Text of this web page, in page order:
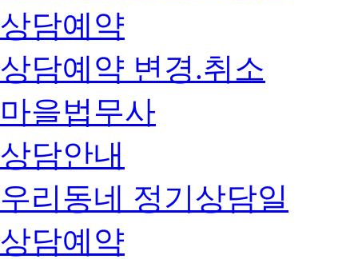
상담예약
상담예약 변경.취소
마을법무사
상담안내
우리동네 정기상담일
상담예약